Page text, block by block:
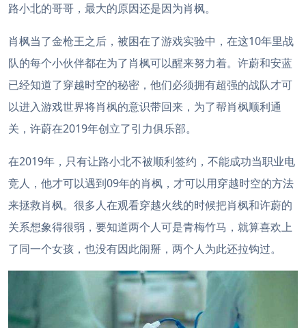
路小北的哥哥，最大的原因还是因为肖枫。
肖枫当了金枪王之后，被困在了游戏实验中，在这10年里战
队的每个小伙伴都在为了肖枫可以醒来努力着。许蔚和安蓝
已经知道了穿越时空的秘密，他们必须拥有超强的战队才可
以进入游戏世界将肖枫的意识带回来，为了帮肖枫顺利通
关，许蔚在2019年创立了引力俱乐部。
在2019年，只有让路小北不被顺利签约，不能成功当职业电
竞人，他才可以遇到09年的肖枫，才可以用穿越时空的方法
来拯救肖枫。很多人在观看穿越火线的时候把肖枫和许蔚的
关系想象得很弱，要知道两个人可是青梅竹马，就算喜欢上
了同一个女孩，也没有因此闹掰，两个人为此还拉钩过。